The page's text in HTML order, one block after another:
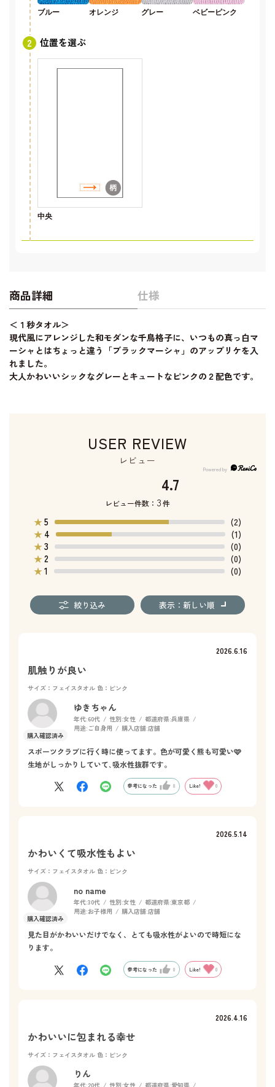
ブルー オレンジ グレー ベビーピンク
位置を選ぶ
中央
商品詳細 仕様
＜１秒タオル＞
現代風にアレンジした和モダンな千鳥格子に、いつもの真っ白マ
ーシャとはちょっと違う「ブラックマーシャ」のアップリケを入
れました。
大人かわいいシックなグレーとキュートなピンクの２配色です。
USER REVIEW
レビュー
4.7
レビュー件数： 3件
★5
(2)
★ 4
(1)
★3
(0)
★2
(0)
★1 (0)
絞り込み 表示：新しい順
2026.6.16
肌触りが良い
サイズ：フェイスタオル 色：ピンク
ゆきちゃん
年代:60代 性別:女性 都道府県:兵庫県
用途: ご自身用 購入店舗:店舗
スポーツクラブに行く時に使ってます。色が可愛く熊も可愛い🩷
生地がしっかりしていて､吸水性抜群です。
参考になった 0 Like! 0
2026.5.14
かわいくて吸水性もよい
サイズ：フェイスタオル 色：ピンク
no name
年代:30代 性別:女性 都道府県:東京都
用途:お子様用 購入店舗:店舗
見た目がかわいいだけでなく、とても吸水性がよいので時短にな
ります。
参考になった 0 Like! 0
2026.4.16
かわいいに包まれる幸せ
サイズ：フェイスタオル 色：ピンク
りん
年代:20代 性別:女性 都道府県:愛知県